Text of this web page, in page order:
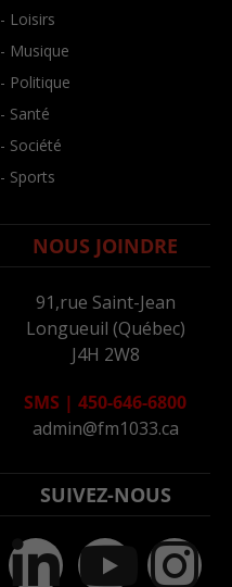
- Loisirs
- Musique
- Politique
- Santé
- Société
- Sports
NOUS JOINDRE
91,rue Saint-Jean
Longueuil (Québec)
J4H 2W8
SMS | 450-646-6800
admin@fm1033.ca
SUIVEZ-NOUS